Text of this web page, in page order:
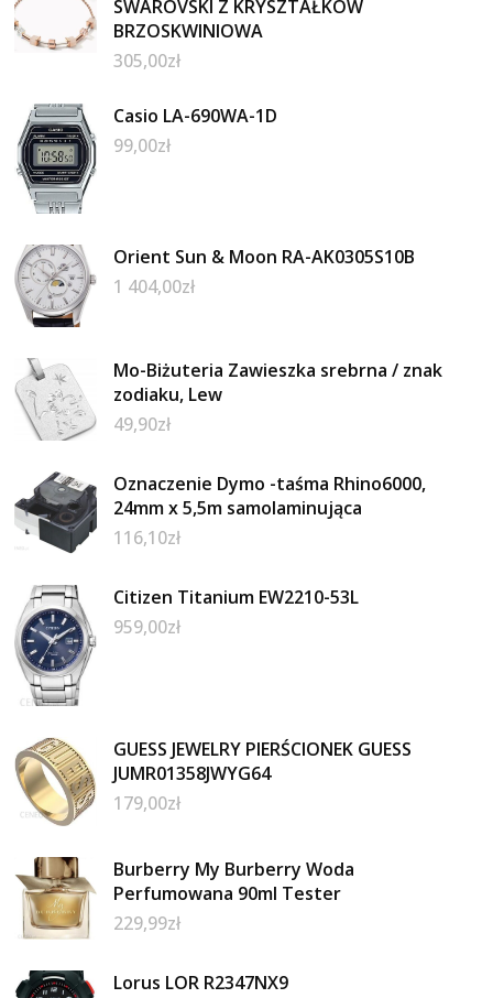
SWAROVSKI Z KRYSZTAŁKÓW
BRZOSKWINIOWA
305,00zł
Casio LA-690WA-1D
99,00zł
Orient Sun & Moon RA-AK0305S10B
1 404,00zł
Mo-Biżuteria Zawieszka srebrna / znak
zodiaku, Lew
49,90zł
Oznaczenie Dymo -taśma Rhino6000,
24mm x 5,5m samolaminująca
116,10zł
Citizen Titanium EW2210-53L
959,00zł
GUESS JEWELRY PIERŚCIONEK GUESS
JUMR01358JWYG64
179,00zł
Burberry My Burberry Woda
Perfumowana 90ml Tester
229,99zł
Lorus LOR R2347NX9